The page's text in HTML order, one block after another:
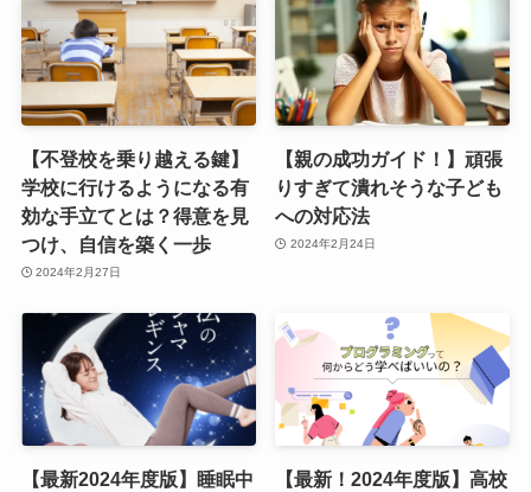
【不登校を乗り越える鍵】
学校に行けるようになる有
効な手立てとは？得意を見
つけ、自信を築く一歩
2024年2月27日
【親の成功ガイド！】頑張
りすぎて潰れそうな子ども
への対応法
2024年2月24日
【最新2024年度版】睡眠中
【最新！2024年度版】高校